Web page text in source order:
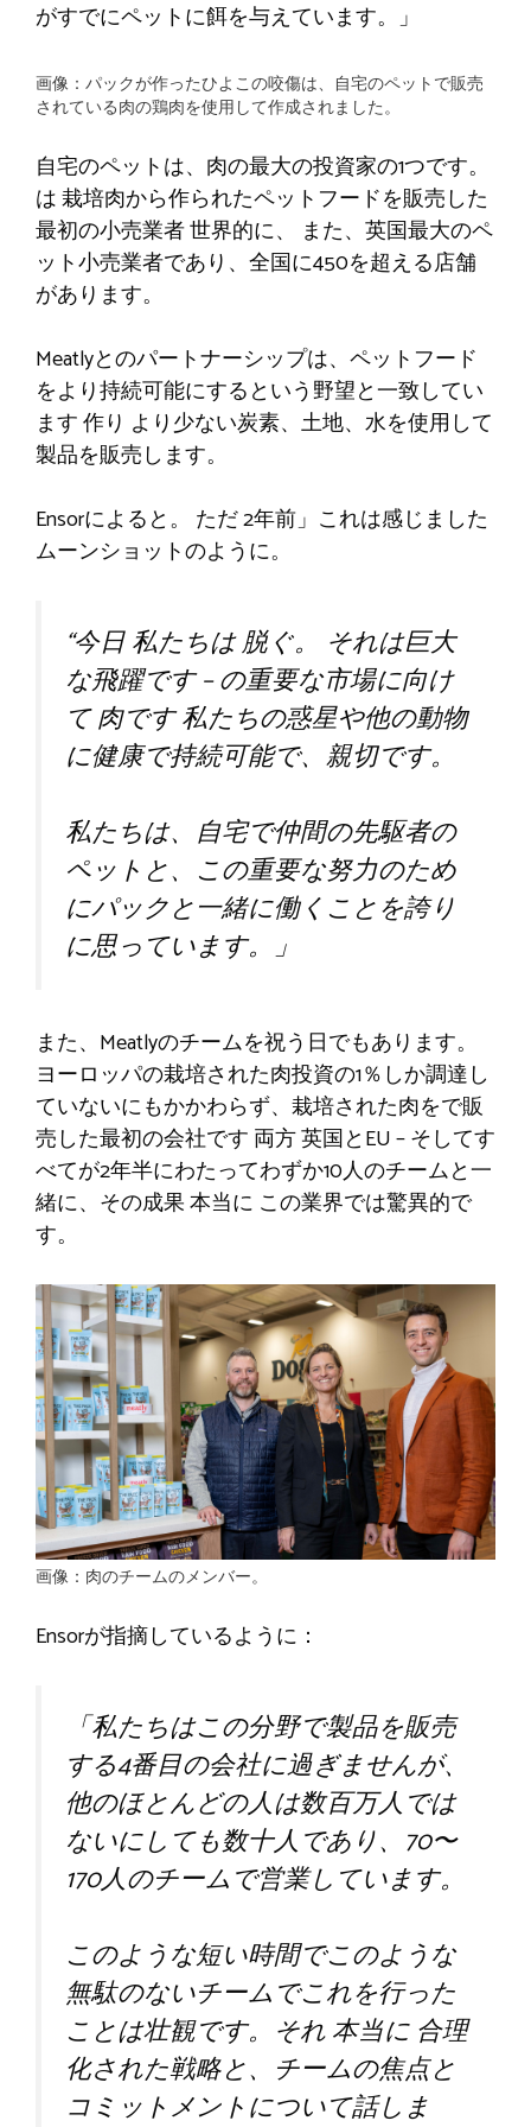
がすでにペットに餌を与えています。」
画像：パックが作ったひよこの咬傷は、自宅のペットで販売
されている肉の鶏肉を使用して作成されました。
自宅のペットは、肉の最大の投資家の1つです。
は栽培肉から作られたペットフードを販売した
最初の小売業者世界的に、
また、英国最大のペ
ット小売業者であり、全国に450を超える店舗
があります。
Meatlyとのパートナーシップは、ペットフード
をより持続可能にするという野望と一致してい
ます作り より少ない炭素、土地、水を使用して
製品を販売します。
Ensorによると。 ただ2年前」 これは感じました
ムーンショットのように。
“今日私たちは脱ぐ。 それは巨大
な飛躍です–の重要な市場に向け
て肉です私たちの惑星や他の動物
に健康で持続可能で、親切です。
私たちは、自宅で仲間の先駆者の
ペットと、この重要な努力のため
にパックと一緒に働くことを誇り
に思っています。」
また、Meatlyのチームを祝う日でもあります。
ヨーロッパの栽培された肉投資の1％しか調達し
ていないにもかかわらず、栽培された肉をで販
売した最初の会社です 両方英国とEU – そしてす
べてが2年半にわたってわずか10人のチームと一
緒に、その成果本当に この業界では驚異的で
す。
画像：肉のチームのメンバー。
Ensorが指摘しているように：
「私たちはこの分野で製品を販売
する4番目の会社に過ぎませんが、
他のほとんどの人は数百万人では
ないにしても数十人であり、70〜
170人のチームで営業しています。
このような短い時間でこのような
無駄のないチームでこれを行った
ことは壮観です。それ本当に合理
化された戦略と、チームの焦点と
コミットメントについて話しま